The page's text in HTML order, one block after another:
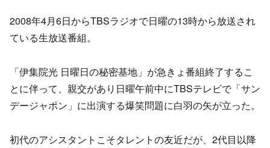
2008年4月6日からTBSラジオで日曜の13時から放送され
ている生放送番組。
「伊集院光 日曜日の秘密基地」が急きょ番組終了するこ
とに伴って、親交があり日曜午前中にTBSテレビで「サン
デージャポン」に出演する爆笑問題に白羽の矢が立った。
初代のアシスタントこそタレントの友近だが、2代目以降